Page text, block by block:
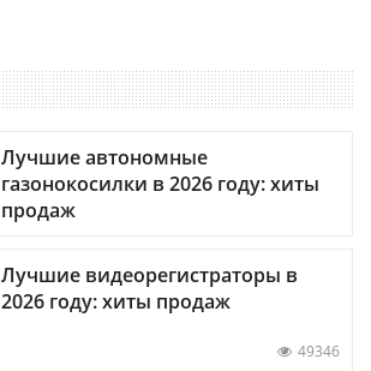
Лучшие автономные
газонокосилки в 2026 году: хиты
продаж
Лучшие видеорегистраторы в
2026 году: хиты продаж
49346